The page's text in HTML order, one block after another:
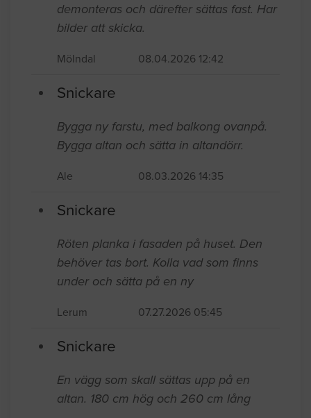
demonteras och därefter sättas fast. Har
bilder att skicka.
Mölndal 08.04.2026 12:42
Snickare
Bygga ny farstu, med balkong ovanpå.
Bygga altan och sätta in altandörr.
Ale 08.03.2026 14:35
Snickare
Röten planka i fasaden på huset. Den
behöver tas bort. Kolla vad som finns
under och sätta på en ny
Lerum 07.27.2026 05:45
Snickare
En vägg som skall sättas upp på en
altan. 180 cm hög och 260 cm lång